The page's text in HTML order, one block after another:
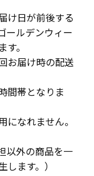
け日が前後する
ールデンウィー
。
お届け時の配送
間帯となりま
なれません。
以外の商品を一
ます。）